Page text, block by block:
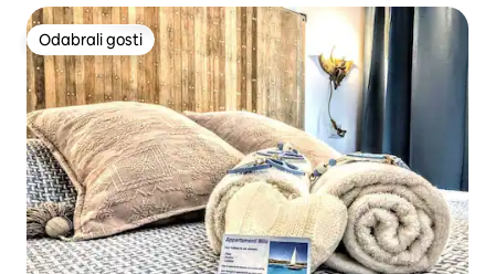
Odabrali gosti
Odabrali gosti